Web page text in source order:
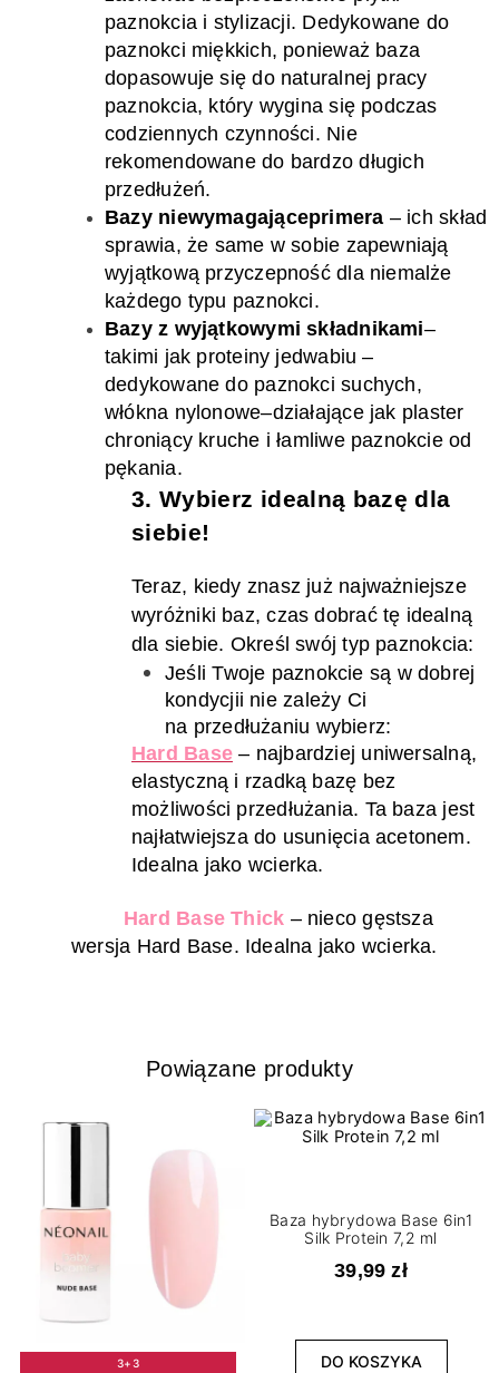
paznokcia i stylizacji. Dedykowane do
paznokci miękkich, ponieważ baza
dopasowuje siędo naturalnej pracy
paznokcia, który wygina się podczas
codziennych czynności. Nie
rekomendowane do bardzo długich
przedłużeń.
Bazy niewymagająceprimera – ich skład
sprawia, że same w sobie zapewniają
wyjątkową przyczepność dla niemalże
każdego typu paznokci.
Bazy z wyjątkowymi składnikami–
takimi jak proteiny jedwabiu –
dedykowane do paznokci suchych,
włókna nylonowe–działającejak plaster
chroniący kruche i łamliwe paznokcie od
pękania.
3. Wybierz idealną bazę dla
siebie!
Teraz, kiedy znasz już najważniejsze
wyróżniki baz, czas dobrać tę idealną
dla siebie. Określ swój typ paznokcia:
Jeśli Twoje paznokcie są w dobrej
kondycjii nie zależy Ci
na przedłużaniu wybierz:
Hard Base– najbardziej uniwersalną,
elastyczną i rzadką bazę bez
możliwości przedłużania. Ta baza jest
najłatwiejsza do usunięcia acetonem.
Idealna jako wcierka.
Hard BaseThick – nieco gęstsza
wersja Hard Base. Idealna jako wcierka.
Powiązane produkty
3+3
Baza hybrydowa Base 6in1
Silk Protein 7,2 ml
39,99 zł
DO KOSZYKA